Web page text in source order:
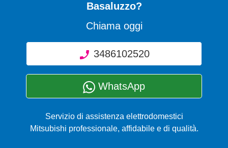
Basaluzzo?
Chiama oggi
3486102520
WhatsApp
Servizio di assistenza elettrodomestici
Mitsubishi professionale, affidabile e di qualità.